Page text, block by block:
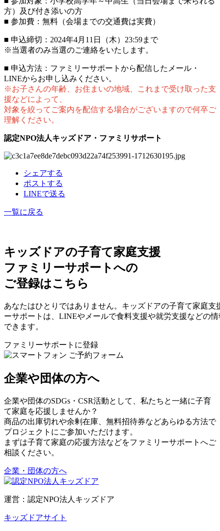
方）及び付き添いの方
■ 参加費：無料（会場までの交通費は実費）
■ 申込締切：2024年4月11日（木）23:59まで
※当選者のみ当選のご連絡をいたします。
■ 申込方法：ファミリーサポートから配信したメール・
LINEからお申し込みください。
※お子さんの年齢、お住まいの地域、これまで受け取った支
援などによって、
対象を絞ってご案内を配信する場合がございますので何卒ご
理解ください。
認定NPO法人キッズドア・ファミリサポート
シェアする
ポストする
LINEで送る
一覧に戻る
キッズドアの子育て家庭支援
ファミリーサポートへの
ご登録はこちら
あなたはひとりではありません。キッズドアの子育て家庭支
ーサポートは、LINEやメールで食料支援や就労支援などの
できます。
ファミリーサポートに登録
企業や団体の方へ
企業や団体のSDGs・CSR活動として、私たちと一緒に子育
て家庭を応援しませんか？
商品の出庫切れや余剰在庫、無料招待券などあらゆる方法で
プロジェクトにご参加いただけます。
まずは子育て家庭の応援方法などをファミリーサポートへご
相談ください。
企業・団体の方へ
運営：認定NPO法人キッズドア
キッズドアサイト